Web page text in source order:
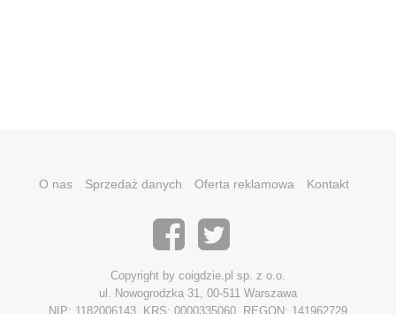
O nas Sprzedaż danych Oferta reklamowa Kontakt
Copyright by coigdzie.pl sp. z o.o.
ul. Nowogrodzka 31, 00-511 Warszawa
NIP: 1182006143, KRS: 0000335060, REGON: 141962729